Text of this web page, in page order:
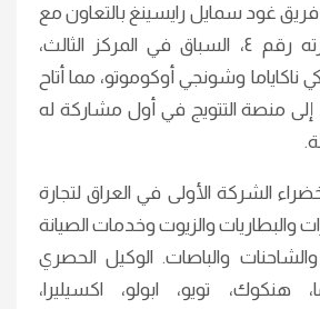
غود سمايل رايسينغ بالتعاون مع
فريق أوكيو، بسيارته رقم ٤، السباق في المركز الثالث،
ناكاياما وشونجي أوكوموتو، مما أتاح
إلى منصة التتويج في أول مشاركة له
الشركة الأولى في العراق لتجارة
والبطاريات والزيوت وخدمات الصيانة
والباصات. الوكيل الحصري
هنكوك، تويو، ابولو، اكسيليرا،